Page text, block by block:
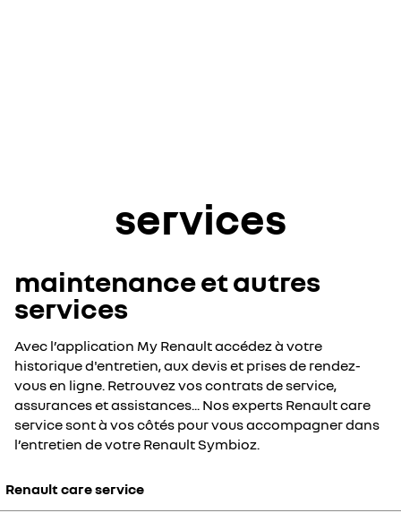
services
maintenance et autres
services
Avec l’application My Renault accédez à votre
historique d'entretien, aux devis et prises de rendez-
vous en ligne. Retrouvez vos contrats de service,
assurances et assistances... Nos experts Renault care
service sont à vos côtés pour vous accompagner dans
l’entretien de votre Renault Symbioz.
Renault care service